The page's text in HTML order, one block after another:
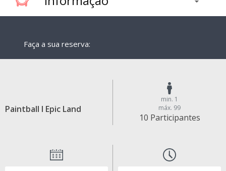
Faça a sua reserva:
Paintball I Epic Land
min. 1
máx. 99
10 Participantes